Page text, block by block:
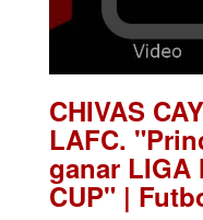
CHIVAS
LAFC.
ganar LIGA
CUP" |